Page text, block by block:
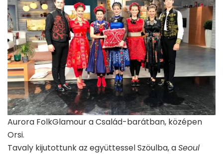
Aurora FolkGlamour a Család-barátban, középen
Orsi.
Tavaly kijutottunk az együttessel Szöulba, aSeoul